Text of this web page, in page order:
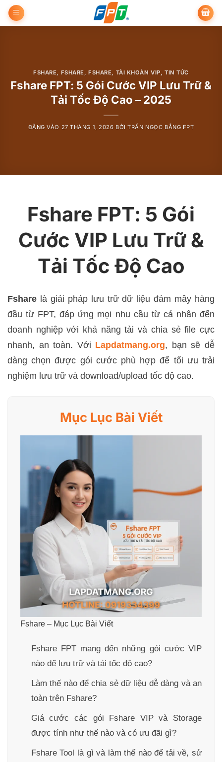
qua
FSHARE FSHARE ,FSHARE TÀI KHOẢN VIP TIN TỨC
Fshare FPT: 5 Gói Cước VIP Lưu Trữ &
Tải Tốc Độ Cao – 2025
ĐĂNG VÀO 27 THÁNG 1, 2026 BỞITRẦN NGỌC BẰNG FPT
Fshare FPT: 5 Gói
Cước VIP Lưu Trữ &
Tải Tốc Độ Cao
Fshare là giải pháp lưu trữ dữ liệu đám mây hàng
đầu từ FPT, đáp ứng mọi nhu cầu từ cá nhân đến
doanh nghiệp với khả năng tải và chia sẻ file cực
nhanh, an toàn. Với Lapdatmang.org, bạn sẽ dễ
dàng chọn được gói cước phù hợp để tối ưu trải
nghiệm lưu trữ và download/upload tốc độ cao.
Mục Lục Bài Viết
Fshare – Mục Lục Bài Viết
Fshare FPT mang đến những gói cước VIP
nào để lưu trữ và tải tốc độ cao?
Làm thế nào để chia sẻ dữ liệu dễ dàng và an
toàn trên Fshare?
Giá cước các gói Fshare VIP và Storage
được tính như thế nào và có ưu đãi gì?
Fshare Tool là gì và làm thế nào để tải về, sử